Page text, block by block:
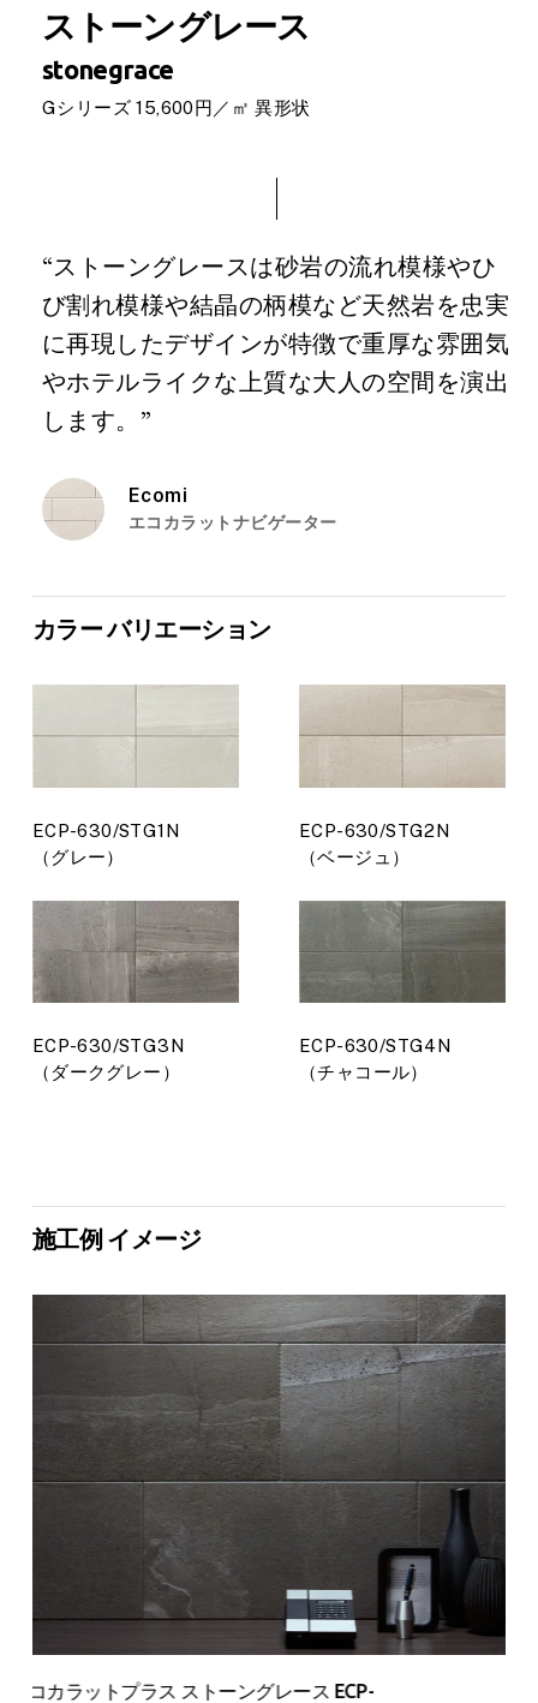
ストーングレース
stonegrace
Gシリーズ 15,600円／㎡ 異形状
“ストーングレースは砂岩の流れ模様やひ
び割れ模様や結晶の柄模など天然岩を忠実
に再現したデザインが特徴で重厚な雰囲気
やホテルライクな上質な大人の空間を演出
します。”
Ecomi
エコカラットナビゲーター
カラー バリエーション
ECP-630/STG1N
（グレー）
ECP-630/STG2N
（ベージュ）
ECP-630/STG3N
（ダークグレー）
ECP-630/STG4N
（チャコール）
施工例 イメージ
エコカラットプラス ストーングレース ECP-